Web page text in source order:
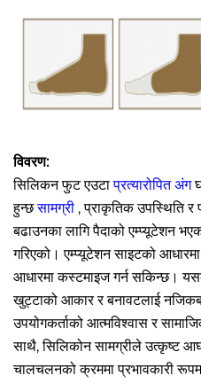
विवरण:
सिलिकन फुट एउटाप्रत्यारोपित अंग
हुन्छसामग्री , प्राकृतिक उपस्थिति
बढाउनका लागि पैदाको एम्प्यूटेशन
गरिएको। एम्प्यूटेशन साइटको
आधारमा कस्टमाइज गर्न सकिन्छ।
खुट्टाको आकार र बनावटलाई
उपयोगकर्ताको आत्मविश्वास र
साथै, सिलिकोन सामग्रीले उत्कृष्ट
चालचलनको क्रममा प्रभावकारी